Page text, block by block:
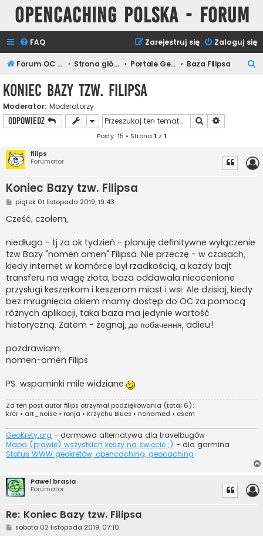
Opencaching Polska - Forum
FAQ Zaloguj się
Zarejestruj się
Forum OC PL Strona główna Portale Geocachingowe Baza Filipsa
Koniec Bazy tzw. Filipsa
Moderator: Moderatorzy
ODPOWIEDZ Szukaj
Posty: 15 • Strona 1 z 1
filips
Forumator
Koniec Bazy tzw. Filipsa
P
o
s
t
piątek 01 listopada 2019, 19:43
Cześć, czołem,
niedługo - tj za ok tydzień - planuję definitywne wyłączenie
tzw Bazy "nomen omen" Filipsa. Nie przeczę - w czasach,
kiedy internet w komórce był rzadkością, a każdy bajt
transferu na wagę złota, baza oddawała nieocenione
przysługi keszerkom i keszerom miast i wsi. Ale dzisiaj, kiedy
bez mrugnięcia okiem mamy dostęp do OC za pomocą
różnych aplikacji, taka baza ma jedynie wartość
historyczną. Zatem - żegnaj, до побачення, adieu!
pozdrawiam,
nomen-omen Filips
PS: wspominki mile widziane
Za ten post autorfilips otrzymał podziękowania (total 6):
krcr • art_noise • ronja • Krzychu Blues • nonamed • esem
GeoKrety.org - darmowa alternatywa dla travelbugów
Mapa (prawie) wszystkich keszy na świecie ;) - dla garmina
Status WWW geokretów, opencaching, geocaching
Pawel brasia
Forumator
Re: Koniec Bazy tzw. Filipsa
Psobota 02 listopada 2019, 07:10